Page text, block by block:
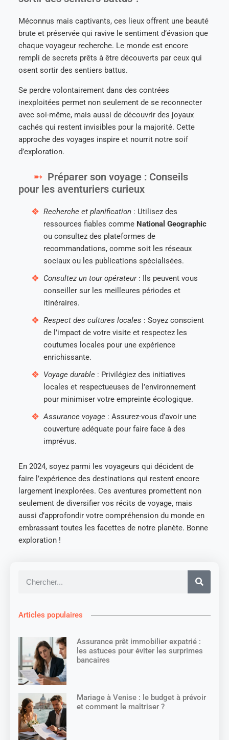
Méconnus mais captivants, ces lieux offrent une beauté
brute et préservée qui ravive le sentiment d’évasion que
chaque voyageur recherche. Le monde est encore
rempli de secrets prêts à être découverts par ceux qui
osent sortir des sentiers battus.
Se perdre volontairement dans des contrées
inexploitées permet non seulement de se reconnecter
avec soi-même, mais aussi de découvrir des joyaux
cachés qui restent invisibles pour la majorité. Cette
approche des voyages inspire et nourrit notre soif
d’exploration.
Préparer son voyage : Conseils
pour les aventuriers curieux
Recherche et planification : Utilisez des
ressources fiables comme National Geographic
ou consultez des plateformes de
recommandations, comme soit les réseaux
sociaux ou les publications spécialisées.
Consultez un tour opérateur: Ils peuvent vous
conseiller sur les meilleures périodes et
itinéraires.
Respect des cultures locales : Soyez conscient
de l’impact de votre visite et respectez les
coutumes locales pour une expérience
enrichissante.
Voyage durable : Privilégiez des initiatives
locales et respectueuses de l’environnement
pour minimiser votre empreinte écologique.
Assurance voyage : Assurez-vous d’avoir une
couverture adéquate pour faire face à des
imprévus.
En 2024, soyez parmi les voyageurs qui décident de
faire l’expérience des destinations qui restent encore
largement inexplorées. Ces aventures promettent non
seulement de diversifier vos récits de voyage, mais
aussi d’approfondir votre compréhension du monde en
embrassant toutes les facettes de notre planète. Bonne
exploration !
Articles populaires
Assurance prêt immobilier expatrié :
les astuces pour éviter les surprimes
bancaires
Mariage à Venise : le budget à prévoir
et comment le maîtriser ?